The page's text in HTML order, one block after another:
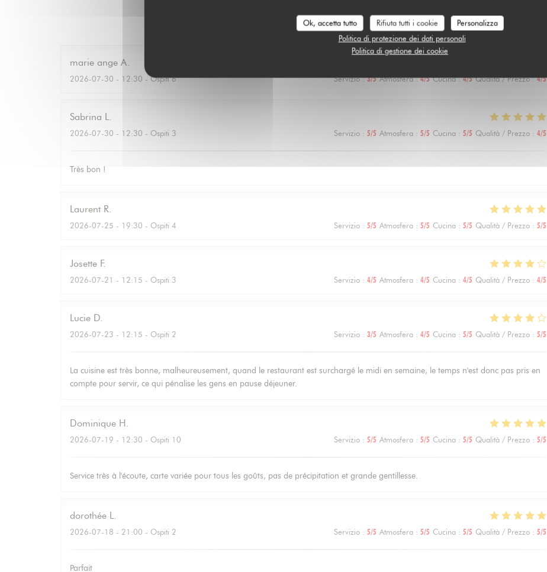
Ok, accetta tutto Rifiuta tutti i cookie
Personalizza
Politica di protezione dei dati personali
Politica di gestione dei cookie
I pareri dei nostri clienti
marie ange A
2026-07-30 - 12:30 - Ospiti 6 Servizio: 3/5 Atmosfera: 4/5 Cucina: 4/5 Qualità / Prezzo: 4/5
Sabrina L
2026-07-30 - 12:30 - Ospiti 3 Servizio : 5/5 Atmosfera : 5/5 Cucina : 5/5 Qualità / Prezzo : 4/5
Très bon !
Laurent R
2026-07-25 - 19:30 - Ospiti 4 Servizio : 5/5 Atmosfera : 5/5 Cucina : 5/5 Qualità / Prezzo : 5/5
Josette F
2026-07-21 - 12:15 - Ospiti 3 Servizio : 4/5 Atmosfera : 4/5 Cucina : 4/5 Qualità / Prezzo : 4/5
Lucie D
2026-07-23 - 12:15 - Ospiti 2 Servizio : 3/5 Atmosfera : 4/5 Cucina : 5/5 Qualità / Prezzo : 5/5
La cuisine est très bonne, malheureusement, quand le restaurant est surchargé le midi en semaine, le temps n'est donc pas pris en
compte pour servir, ce qui pénalise les gens en pause déjeuner.
Dominique H
2026-07-19 - 12:30 - Ospiti 10 Servizio : 5/5 Atmosfera : 5/5 Cucina : 5/5 Qualità / Prezzo : 5/5
Service très à l'écoute, carte variée pour tous les goûts, pas de précipitation et grande gentillesse.
dorothée L
2026-07-18 - 21:00 - Ospiti 2 Servizio : 5/5 Atmosfera : 5/5 Cucina : 5/5 Qualità / Prezzo : 5/5
Parfait